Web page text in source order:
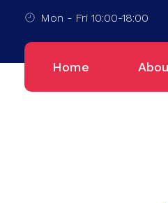
Mon - Fri 10:00-18:00
Home